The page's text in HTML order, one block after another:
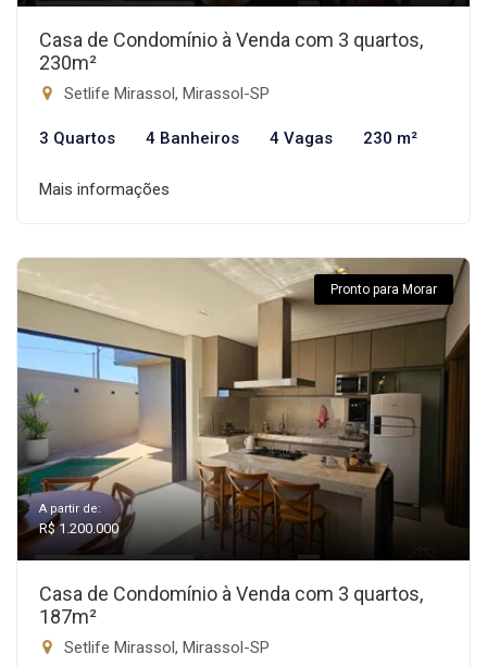
Casa de Condomínio à Venda com 3 quartos,
230m²
Setlife Mirassol, Mirassol-SP
3 Quartos 4 Banheiros 4 Vagas 230 m²
Mais informações
Pronto para Morar
A partir de:
R$ 1.200.000
Casa de Condomínio à Venda com 3 quartos,
187m²
Setlife Mirassol, Mirassol-SP